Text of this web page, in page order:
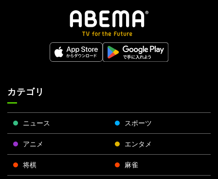
カテゴリ
ニュース スポーツ
アニメ エンタメ
将棋 麻雀